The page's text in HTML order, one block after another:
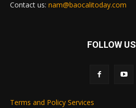
Contact us: nam@baocalitoday.com
FOLLOW US
Terms and Policy Services